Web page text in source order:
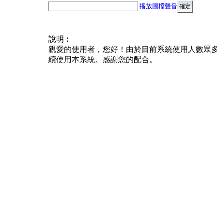
播放圖檔聲音
說明︰
親愛的使用者，您好！由於目前系統使用人數眾
續使用本系統。感謝您的配合。